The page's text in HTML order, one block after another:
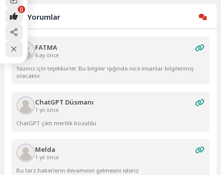
Son Yorumlar
FATMA
6 ay önce
Yazınız için teşekkürler. Bu bilgiler ışığında nice insanlar bilgilenmiş
olacaktır.
ChatGPT Düsmanı
1 yıl önce
ChatGPT çıktı mertlik bozuldu
Melda
1 yıl önce
Bu tarz haberlerin devamının gelmesini isteriz
0